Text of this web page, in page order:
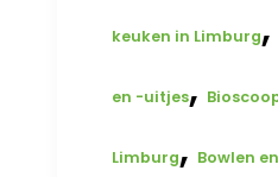
keuken in Limburg,
en -uitjes,
Limburg, Bowlen